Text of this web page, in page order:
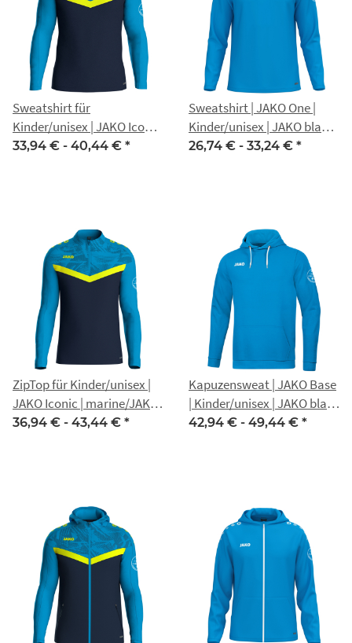
Sweatshirt für
Kinder/unisex | JAKO Iconic
| marine/JAKO blau/neon
33,94 € - 40,44 € *
Sweatshirt | JAKO One |
Kinder/unisex | JAKO blau |
Nippon Gotha
26,74 € - 33,24 € *
ZipTop für Kinder/unisex |
JAKO Iconic | marine/JAKO
blau/neon gelb | Nippon
36,94 € - 43,44 € *
Kapuzensweat | JAKO Base
| Kinder/unisex | JAKO blau |
Nippon Gotha
42,94 € - 49,44 € *